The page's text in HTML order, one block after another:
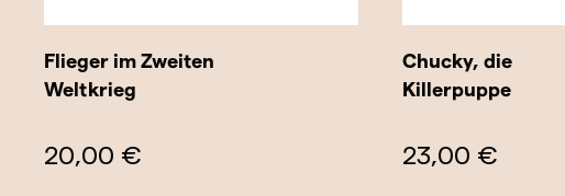
Iñaki Azkuna